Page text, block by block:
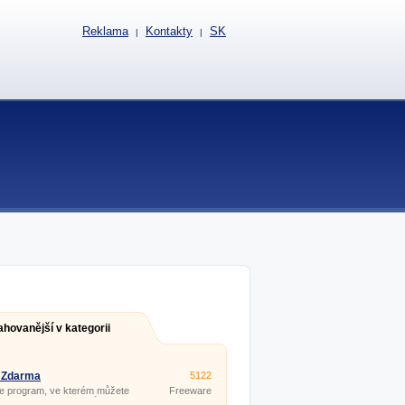
v kategorii
program, ve kterém můžete
a upravovat textové
5122
Freeware
Reklama | Kontakty | SK